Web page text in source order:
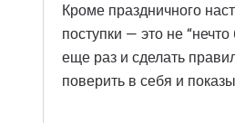
Кроме праздничного
поступки — это не
еще раз и сделать
поверить в себя и